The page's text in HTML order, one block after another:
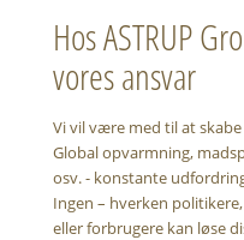
Hos ASTRUP
vores ansvar
Vi vil være med til at
Global opvarmning,
osv. - konstante
Ingen – hverken
eller forbrugere kan løse